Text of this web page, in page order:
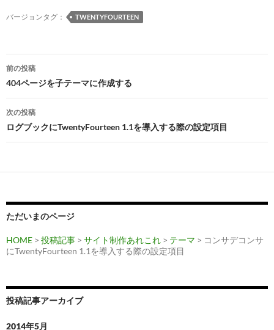
バージョンタグ： TWENTYFOURTEEN
投
稿
ナ
ビ
ゲ
ー
ョ
ン
前の投稿
404ページを子テーマに作成する
次の投稿
ログブックにTwentyFourteen 1.1を導入する際の設定項目
ただいまのページ
HOME > 投稿記事 > サイト制作あれこれ > テーマ > コンサデコンサ
にTwentyFourteen 1.1を導入する際の設定項目
投稿記事アーカイブ
2014年5月